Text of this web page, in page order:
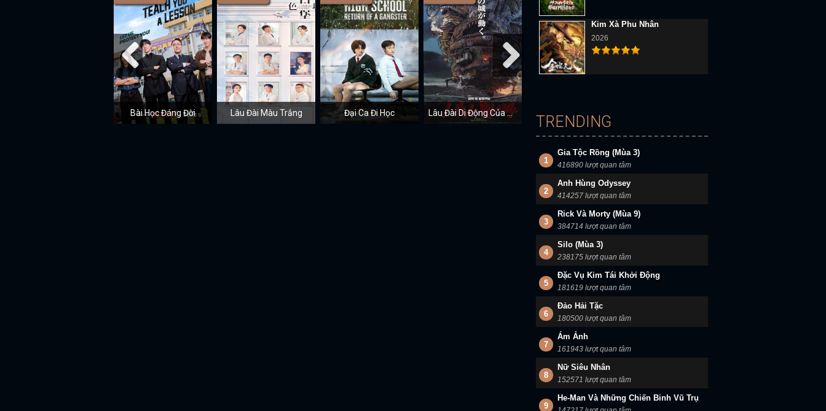
Bài Học Đáng Đời Lâu Đài Màu Trắng Đại Ca Đi Học Lâu Đài Di Động Của Howl
Kim Xà Phu Nhân
2026
TRENDING
1
Gia Tộc Rồng (Mùa 3)
416890 lượt quan tâm
2
Anh Hùng Odyssey
414257 lượt quan tâm
3
Rick Và Morty (Mùa 9)
384714 lượt quan tâm
4
Silo (Mùa 3)
238175 lượt quan tâm
5
Đặc Vụ Kim Tái Khởi Động
181619 lượt quan tâm
6
Đảo Hải Tặc
180500 lượt quan tâm
7
Ám Ảnh
161943 lượt quan tâm
8
Nữ Siêu Nhân
152571 lượt quan tâm
9
He-Man Và Những Chiến Binh Vũ Trụ